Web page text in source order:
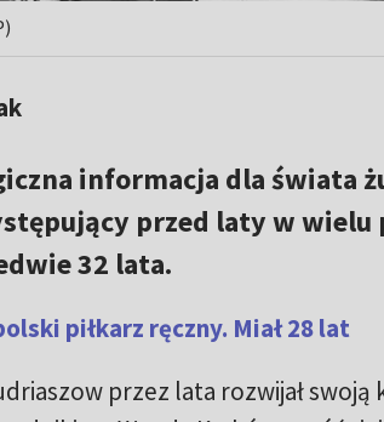
informacja dla świata
przed laty w wielu
32 lata.
piłkarz ręczny. Miał 28 lat
przez lata rozwijał